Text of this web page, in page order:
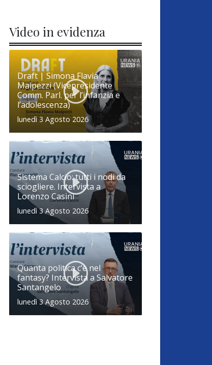
Video in evidenza
Draft | Simona Flavia
Malpezzi (Vicepresidente
Comm. Parl. per l’infanzia e
l’adolescenza)
lunedì 3 Agosto 2026
Sistema Calcio: tutti i nodi da
sciogliere. Intervista a
Lorenzo Casini
lunedì 3 Agosto 2026
Quanta politica c’è nel
fantasy? Intervista a Salvatore
Santangelo
lunedì 3 Agosto 2026